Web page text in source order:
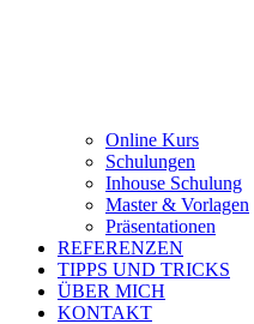
Online Kurs
Schulungen
Inhouse Schulung
Master & Vorlagen
Präsentationen
REFERENZEN
TIPPS UND TRICKS
ÜBER MICH
KONTAKT